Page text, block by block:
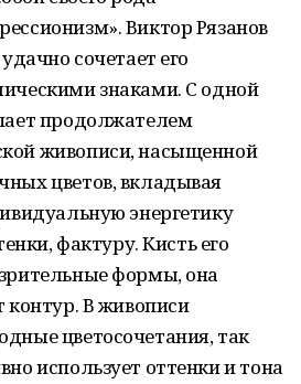
Виктор Рязанов
сочетает его
знаками. С одной
продолжателем
живописи, насыщенной
цветов, вкладывая
энергетику
фактуру. Кисть его
формы, она
контур. В живописи
цветосочетания, так
использует оттенки и тона